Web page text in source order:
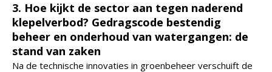
3. Hoe kijkt de sector aan tegen naderend
klepelverbod? Gedragscode bestendig
beheer en onderhoud van watergangen: de
stand van zaken
Na de technische innovaties in groenbeheer verschuift de